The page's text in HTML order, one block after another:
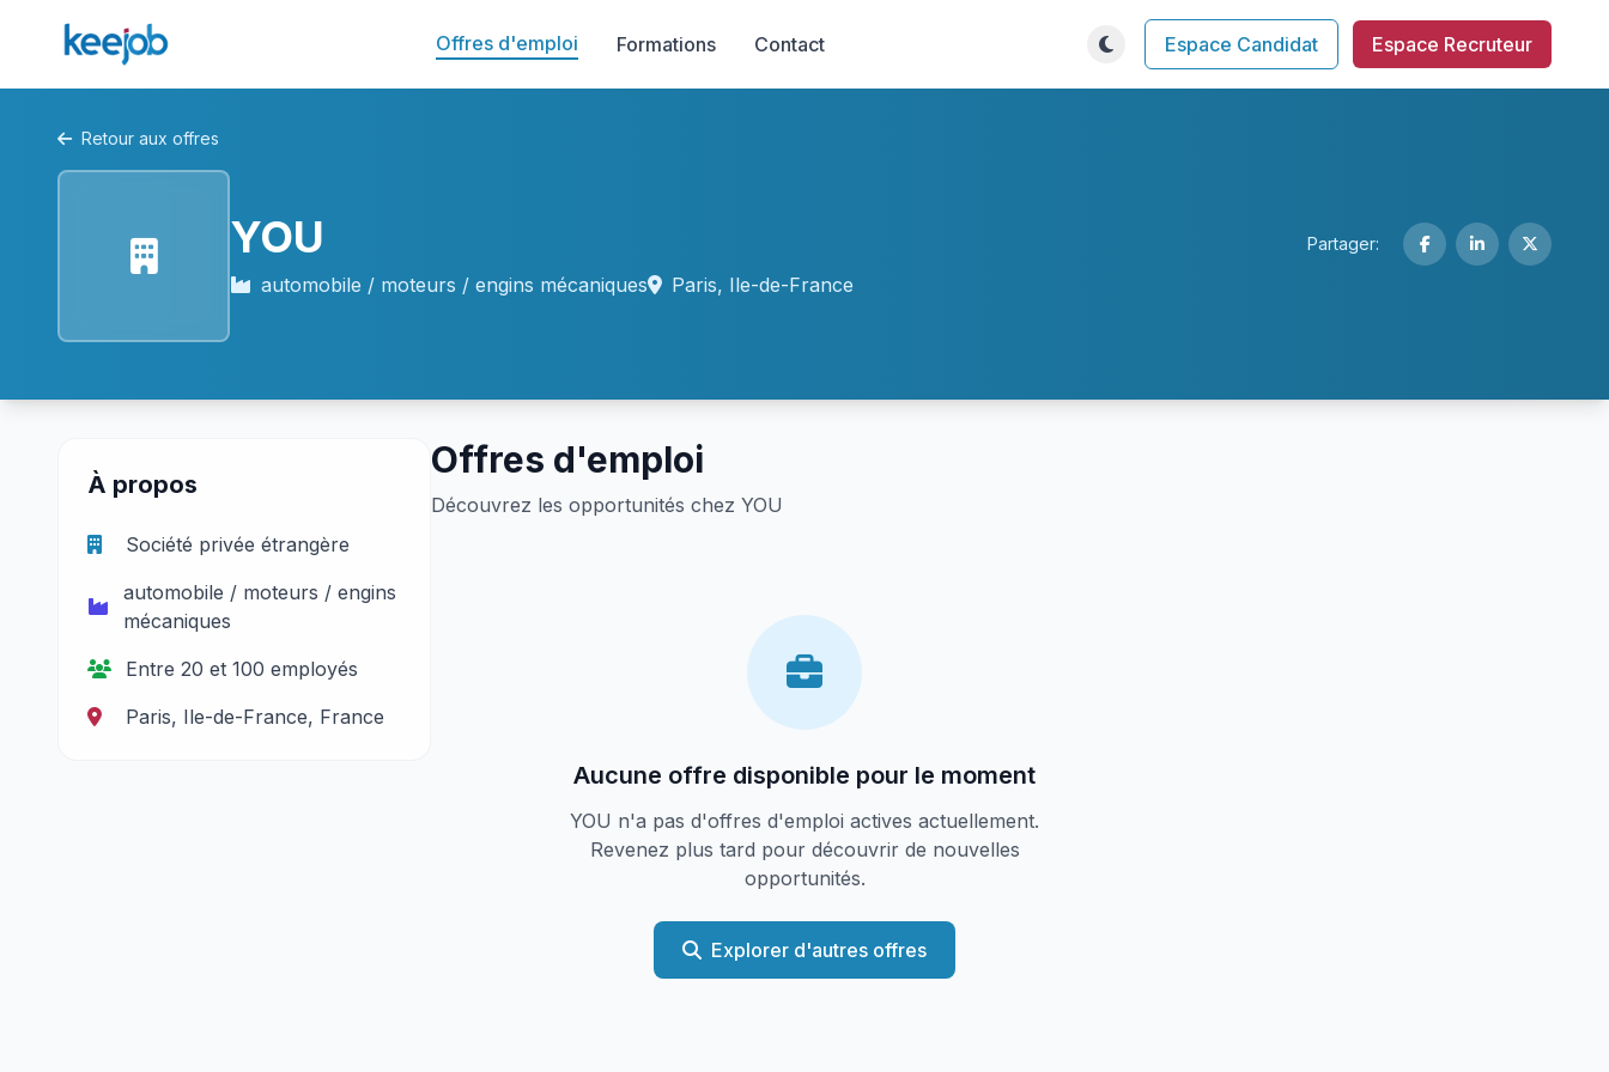
Offres d'emploi Formations Contact Espace Candidat Espace Recruteur
Retour aux offres
YOU
automobile / moteurs / engins mécaniques Paris, Ile-de-France
Partager:
À propos
Société privée étrangère
automobile / moteurs / engins
mécaniques
Entre 20 et 100 employés
Paris, Ile-de-France, France
Offres d'emploi
Découvrez les opportunités chez YOU
Aucune offre disponible pour le moment
YOU n'a pas d'offres d'emploi actives actuellement.
Revenez plus tard pour découvrir de nouvelles
opportunités.
Explorer d'autres offres